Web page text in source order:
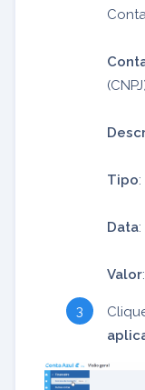
Tipo
Data
Valor